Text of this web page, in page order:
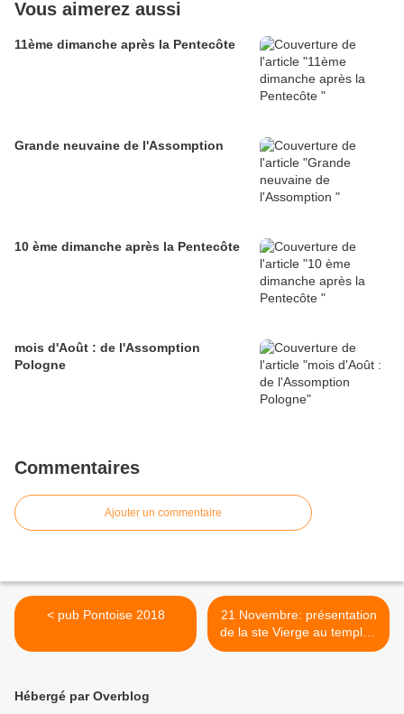
Vous aimerez aussi
11ème dimanche après la Pentecôte
Grande neuvaine de l'Assomption
10 ème dimanche après la Pentecôte
mois d'Août : de l'Assomption
Pologne
Commentaires
Ajouter un commentaire
< pub Pontoise 2018
21 Novembre: présentation
de la ste Vierge au temple .
>
Hébergé par Overblog